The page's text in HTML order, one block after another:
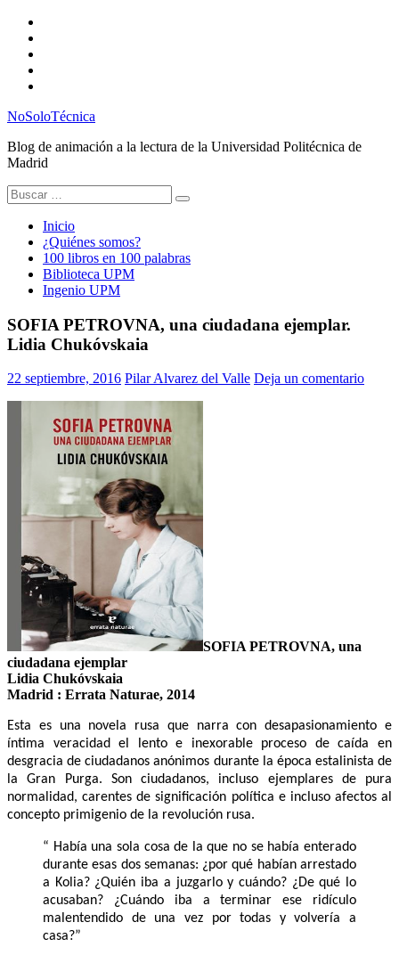
Saltar
contenido
NoSoloTécnica
Blog de animación a la lectura de la Universidad Politécnica de
Madrid
Buscar:
Inicio
¿Quiénes somos?
100 libros en 100 palabras
Biblioteca UPM
Ingenio UPM
SOFIA PETROVNA, una ciudadana ejemplar.
Lidia Chukóvskaia
22 septiembre, 2016 Pilar Alvarez del Valle Deja un comentario
SOFIA PETROVNA, una
ciudadana ejemplar
Lidia Chukóvskaia
Madrid : Errata Naturae, 2014
Esta es una novela rusa que narra con desapasionamiento e
íntima veracidad el lento e inexorable proceso de caída en
desgracia de ciudadanos anónimos durante la época estalinista de
la Gran Purga. Son ciudadanos, incluso ejemplares de pura
normalidad, carentes de significación política e incluso afectos al
concepto primigenio de la revolución rusa.
“ Había una sola cosa de la que no se había enterado
durante esas dos semanas: ¿por qué habían arrestado
a Kolia? ¿Quién iba a juzgarlo y cuándo? ¿De qué lo
acusaban? ¿Cuándo iba a terminar ese ridículo
malentendido de una vez por todas y volvería a
casa?”